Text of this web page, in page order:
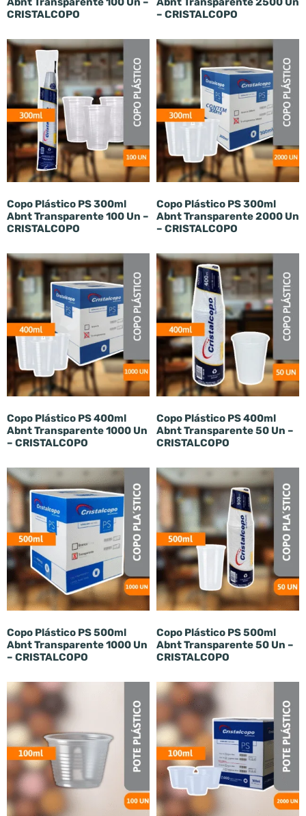
CRISTALCOPO
– CRISTALCOPO
Copo Plástico PS 300ml
Abnt Transparente 100 Un –
CRISTALCOPO
Copo Plástico PS 300ml
Abnt Transparente 2000 Un
– CRISTALCOPO
Copo Plástico PS 400ml
Abnt Transparente 1000 Un
– CRISTALCOPO
Copo Plástico PS 400ml
Abnt Transparente 50 Un –
CRISTALCOPO
Copo Plástico PS 500ml
Abnt Transparente 1000 Un
– CRISTALCOPO
Copo Plástico PS 500ml
Abnt Transparente 50 Un –
CRISTALCOPO